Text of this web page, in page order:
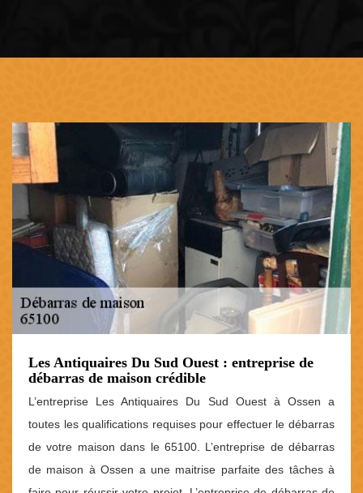
Les Antiquaires Du Sud Ouest : entreprise de
débarras de maison crédible
L’entreprise Les Antiquaires Du Sud Ouest à Ossen a
toutes les qualifications requises pour effectuer le débarras
de votre maison dans le 65100. L’entreprise de débarras
de maison à Ossen a une maitrise parfaite des tâches à